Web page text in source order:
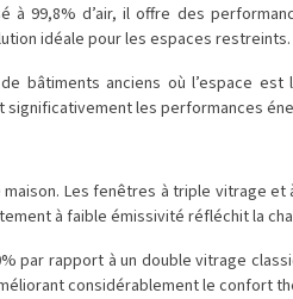
à 99,8% d’air, il offre des
idéale pour les espaces restreints.
anciens où l’espace
les performances
maison. Les fenêtres à triple vitrage
à faible émissivité réfléchit la
par rapport à un double vitrage
considérablement le confort